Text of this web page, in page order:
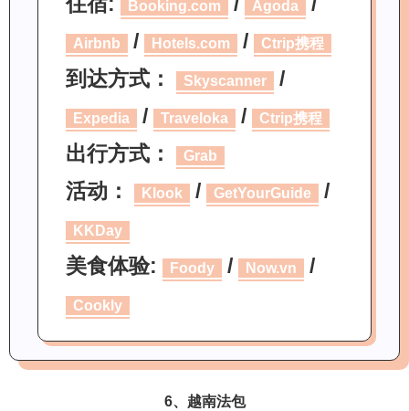
Booking.com Agoda
Airbnb / Hotels.com / Ctrip携程
到达方式： Skyscanner /
Expedia / Traveloka / Ctrip携程
出行方式： Grab
活动： Klook / GetYourGuide /
KKDay
美食体验: Foody / Now.vn /
Cookly
6、越南法包